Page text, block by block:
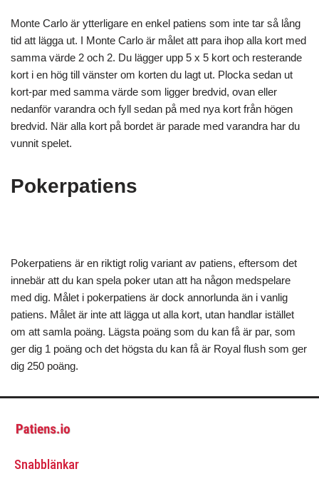
Monte Carlo är ytterligare en enkel patiens som inte tar så lång
tid att lägga ut. I Monte Carlo är målet att para ihop alla kort med
samma värde 2 och 2. Du lägger upp 5 x 5 kort och resterande
kort i en hög till vänster om korten du lagt ut. Plocka sedan ut
kort-par med samma värde som ligger bredvid, ovan eller
nedanför varandra och fyll sedan på med nya kort från högen
bredvid. När alla kort på bordet är parade med varandra har du
vunnit spelet.
Pokerpatiens
Pokerpatiens är en riktigt rolig variant av patiens, eftersom det
innebär att du kan spela poker utan att ha någon medspelare
med dig. Målet i pokerpatiens är dock annorlunda än i vanlig
patiens. Målet är inte att lägga ut alla kort, utan handlar istället
om att samla poäng. Lägsta poäng som du kan få är par, som
ger dig 1 poäng och det högsta du kan få är Royal flush som ger
dig 250 poäng.
Snabblänkar